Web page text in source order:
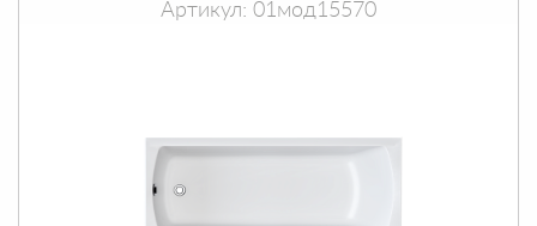
Артикул: 01мод15570